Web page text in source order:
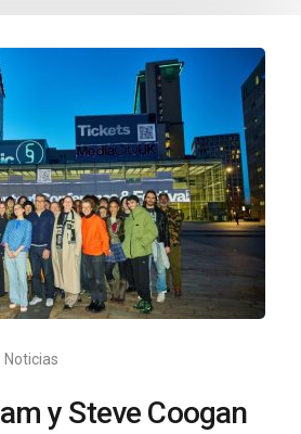
Noticias
y Steve Coogan